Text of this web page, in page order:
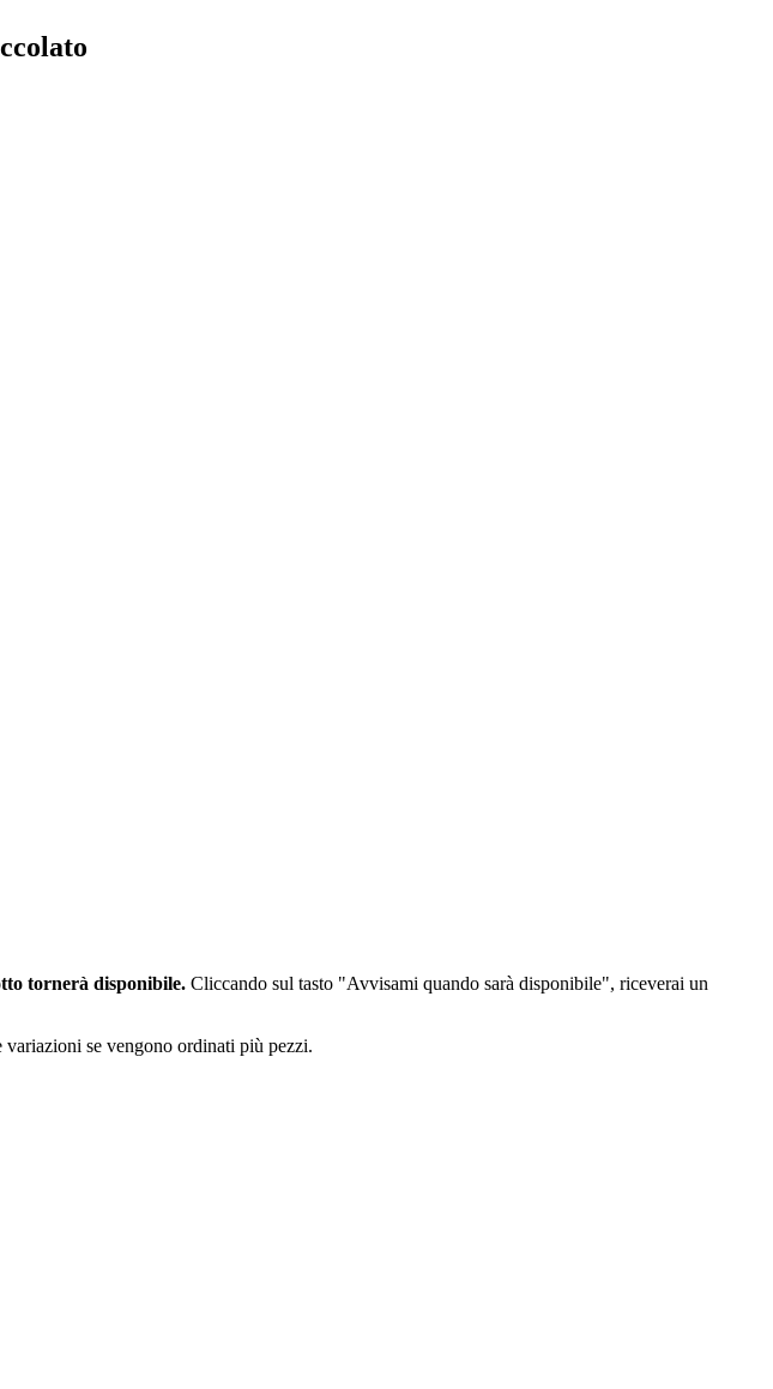
tornerà disponibile. Cliccando sul tasto "Avvisami quando sarà disponibile", riceverai un
se vengono ordinati più pezzi.